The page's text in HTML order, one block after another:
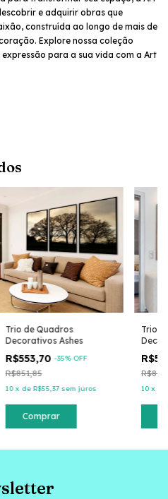
e adquirir obras que
construída ao longo de mais de
Explore nossa coleção
para a sua vida com a Art
Trio de Quadros
Decorativos Ashes
R$553,70-35% OFF
R$851,85
10 x de R$55,37 sem juros
Comprar
Trio
10 x